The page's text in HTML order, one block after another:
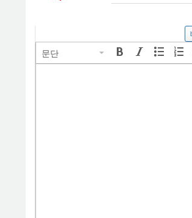
문단